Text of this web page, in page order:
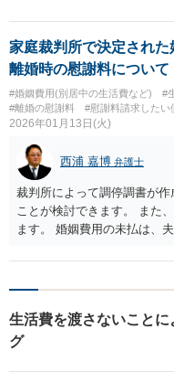
家庭裁判所で決定され
離婚時の慰謝料について
#婚姻費用(別居中の生活費など) #
#離婚の慰謝料
#慰謝料請求したい
2026年01月13日(火)
西浦 嘉博 弁護士
裁判所によって調停調書が
ことが検討できます。 また
ます。 婚姻費用の未払は、
の場合、離婚手続で相談者
りの法律事務所に調停調書
未払が継続した場合について
生活費を渡さないこと
グ